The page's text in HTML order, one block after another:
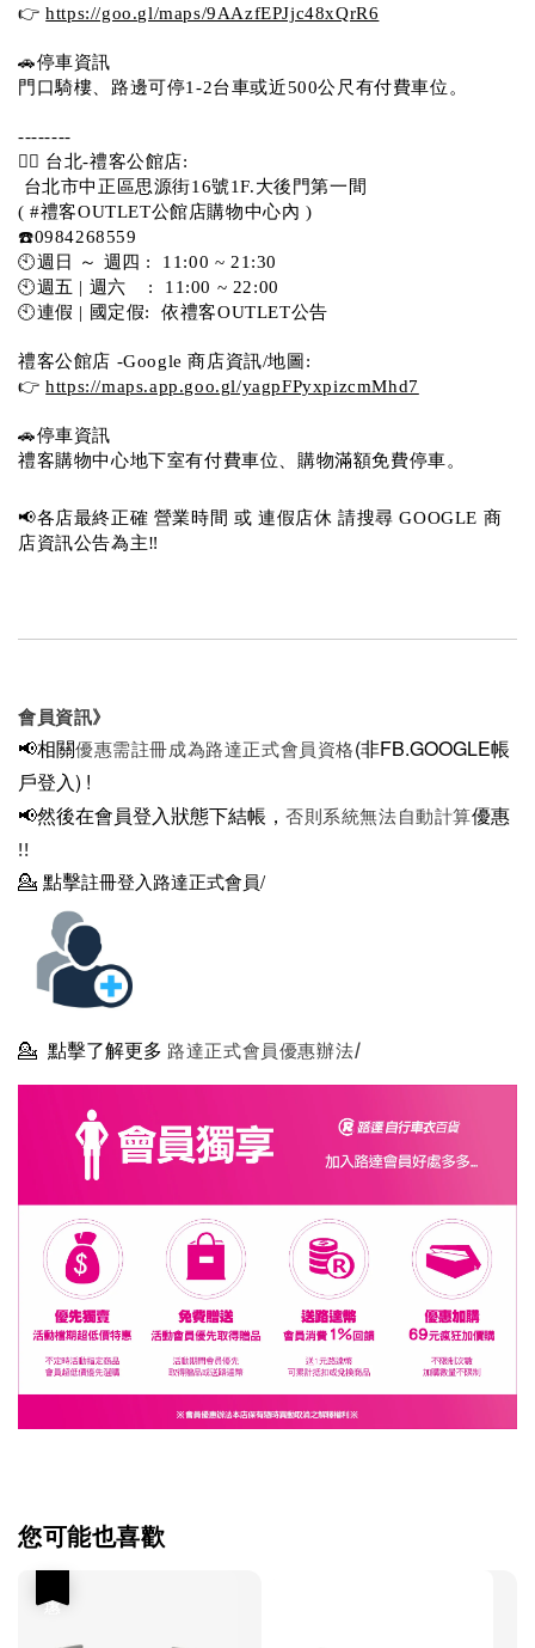
👉 https://goo.gl/maps/9AAzfEPJjc48xQrR6
🚗停車資訊
門口騎樓、路邊可停1-2台車或近500公尺有付費車位。
--------
💁‍♀️ 台北-禮客公館店:
台北市中正區思源街16號1F.大後門第一間
( #禮客OUTLET公館店購物中心內 )
☎️0984268559
🕙週日 ～ 週四 :  11:00 ~ 21:30
🕙週五 | 週六    :  11:00 ~ 22:00
🕙連假 | 國定假:  依禮客OUTLET公告
禮客公館店 -Google 商店資訊/地圖:
👉 https://maps.app.goo.gl/yagpFPyxpizcmMhd7
🚗停車資訊
禮客購物中心地下室有付費車位、購物滿額免費停車。
📢各店最終正確 營業時間 或 連假店休 請搜尋 GOOGLE 商
店資訊公告為主‼️
會員資訊》
📢相關優惠需註冊成為路達正式會員資格(非FB.GOOGLE帳
戶登入) !
📢然後在會員登入狀態下結帳， 否則系統無法自動計算優惠
!!
💁 點擊註冊登入路達正式會員/
💁 點擊了解更多 路達正式會員優惠辦法/
您可能也喜歡